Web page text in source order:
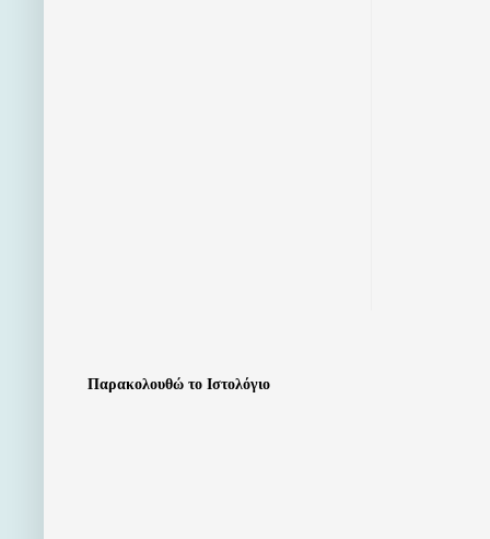
Παρακολουθώ το Ιστολόγιο